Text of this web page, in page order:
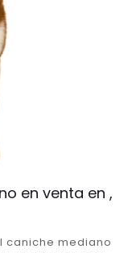
en venta en ,
caniche mediano